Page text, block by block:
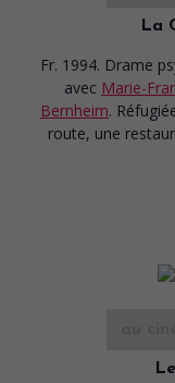
La
Fr. 1994. Drame
avec Marie-
Bernheim.
route, une